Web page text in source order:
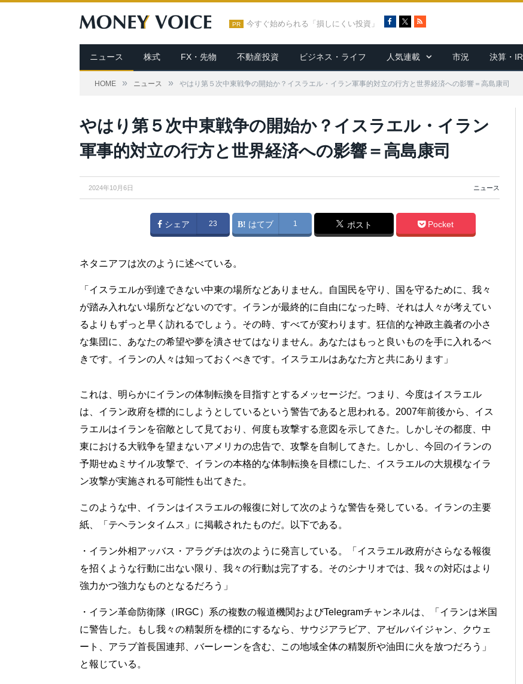
PR 今すぐ始められる「損しにくい投資」
c
e
b
o
R
S
ニュース 株式 FX・先物 不動産投資 ビジネス・ライフ 人気連載 市況 決算・IR
HOME » ニュース » やはり第５次中東戦争の開始か？イスラエル・イラン軍事的対立の行方と世界経済への影響＝高島康司
やはり第５次中東戦争の開始か？イスラエル・イラン
軍事的対立の行方と世界経済への影響＝高島康司
2024年10月6日 ニュース
シェア 23 はてブ 1 ポスト Pocket
ネタニアフは次のように述べている。
「イスラエルが到達できない中東の場所などありません。自国民を守り、国を守るために、我々
が踏み入れない場所などないのです。イランが最終的に自由になった時、それは人々が考えてい
るよりもずっと早く訪れるでしょう。その時、すべてが変わります。狂信的な神政主義者の小さ
な集団に、あなたの希望や夢を潰させてはなりません。あなたはもっと良いものを手に入れるべ
きです。イランの人々は知っておくべきです。イスラエルはあなた方と共にあります」
これは、明らかにイランの体制転換を目指すとするメッセージだ。つまり、今度はイスラエル
は、イラン政府を標的にしようとしているという警告であると思われる。2007年前後から、イス
ラエルはイランを宿敵として見ており、何度も攻撃する意図を示してきた。しかしその都度、中
東における大戦争を望まないアメリカの忠告で、攻撃を自制してきた。しかし、今回のイランの
予期せぬミサイル攻撃で、イランの本格的な体制転換を目標にした、イスラエルの大規模なイラ
ン攻撃が実施される可能性も出てきた。
このような中、イランはイスラエルの報復に対して次のような警告を発している。イランの主要
紙、「テヘランタイムス」に掲載されたものだ。以下である。
・イラン外相アッバス・アラグチは次のように発言している。「イスラエル政府がさらなる報復
を招くような行動に出ない限り、我々の行動は完了する。そのシナリオでは、我々の対応はより
強力かつ強力なものとなるだろう」
・イラン革命防衛隊（IRGC）系の複数の報道機関およびTelegramチャンネルは、「イランは米国
に警告した。もし我々の精製所を標的にするなら、サウジアラビア、アゼルバイジャン、クウェ
ート、アラブ首長国連邦、バーレーンを含む、この地域全体の精製所や油田に火を放つだろう」
と報じている。